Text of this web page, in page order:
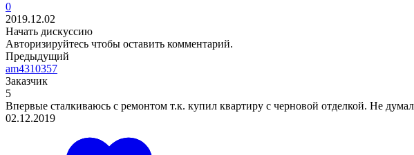
0
2019.12.02
Начать дискуссию
Авторизируйтесь чтобы оставить комментарий.
Предыдущий
am4310357
Заказчик
5
Впервые сталкиваюсь с ремонтом т.к. купил квартиру с черновой отделкой. Не
02.12.2019